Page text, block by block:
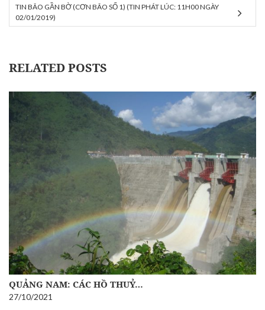
TIN BÃO GẦN BỜ (CƠN BÃO SỐ 1) (TIN PHÁT LÚC: 11H00 NGÀY
02/01/2019)
RELATED POSTS
SỔ TAY HƯỚNG DẪN CÔNG…
15/09/2021